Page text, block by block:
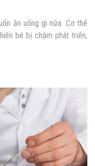
ăn uống gì nữa. Cơ thể
bé bị chậm phát triển,